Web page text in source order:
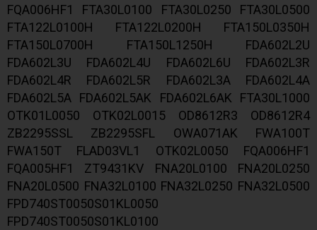
FQA006HF1 FTA30L0100 FTA30L0250 FTA30L0500
FTA122L0100H FTA122L0200H FTA150L0350H
FTA150L0700H FTA150L1250H FDA602L2U
FDA602L3U FDA602L4U FDA602L6U FDA602L3R
FDA602L4R FDA602L5R FDA602L3A FDA602L4A
FDA602L5A FDA602L5AK FDA602L6AK FTA30L1000
OTK01L0050 OTK02L0015 OD8612R3 OD8612R4
ZB2295SSL ZB2295SFL OWA071AK FWA100T
FWA150T FLAD03VL1 OTK02L0050 FQA006HF1
FQA005HF1 ZT9431KV FNA20L0100 FNA20L0250
FNA20L0500 FNA32L0100 FNA32L0250 FNA32L0500
FPD740ST0050S01KL0050
FPD740ST0050S01KL0100